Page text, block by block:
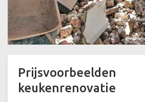
Prijsvoorbeelden
keukenrenovatie